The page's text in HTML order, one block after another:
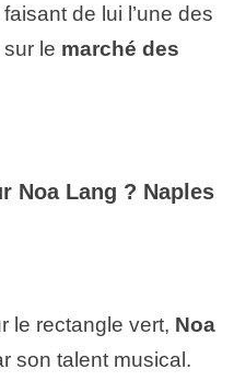
de lui l’une des
sur le marché des
Noa Lang ? Naples
le rectangle vert, Noa
son talent musical.